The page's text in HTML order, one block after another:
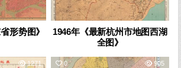
形势图》
1946年《最新杭州市地图西湖
全图》
1271 0 905